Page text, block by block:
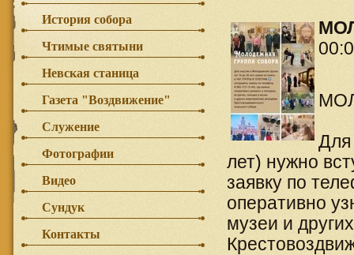
Для
лет) нужно
заявку по
оперативно
музеи и
История собора
Чтимые святыни
Невская станица
Газета "Воздвижение"
Служение
Фотографии
Видео
Сундук
Контакты